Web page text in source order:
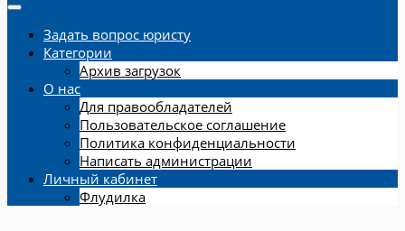
Задать вопрос юристу
Категории
Архив загрузок
О нас
Для правообладателей
Пользовательское соглашение
Политика конфиденциальности
Написать администрации
Личный кабинет
Флудилка